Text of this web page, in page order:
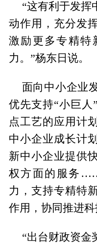
“这有利于发挥
动作用，充分发
激励更多专精特
力。”杨东日说。
面向中小企业
优先支持“小巨人
点工艺的应用计
中小企业成长计
新中小企业提供
权方面的服务
力，支持专精特
作用，协同推进科
“出台财政资金